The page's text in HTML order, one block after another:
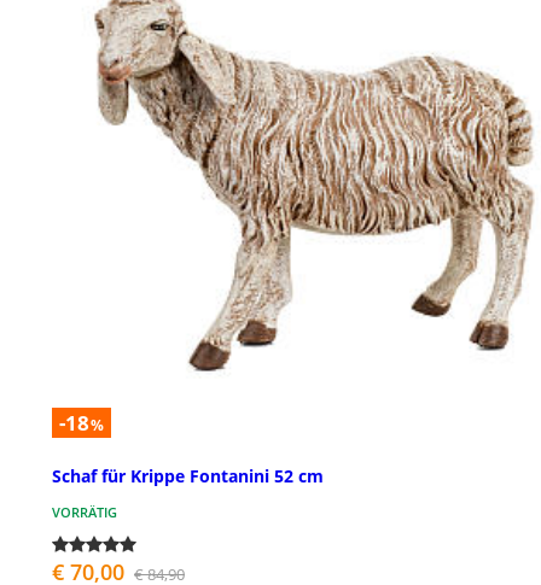
-18%
Schaf für Krippe Fontanini 52 cm
VORRÄTIG
€ 70,00 € 84,90